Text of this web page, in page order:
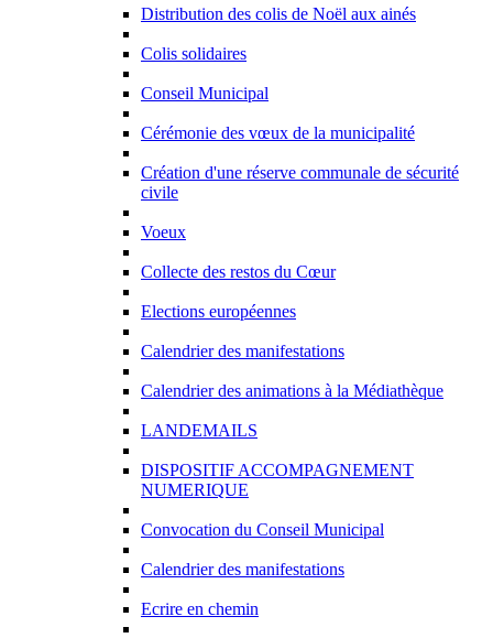
Distribution des colis de Noël aux ainés
Colis solidaires
Conseil Municipal
Cérémonie des vœux de la municipalité
Création d'une réserve communale de sécurité
civile
Voeux
Collecte des restos du Cœur
Elections européennes
Calendrier des manifestations
Calendrier des animations à la Médiathèque
LANDEMAILS
DISPOSITIF ACCOMPAGNEMENT
NUMERIQUE
Convocation du Conseil Municipal
Calendrier des manifestations
Ecrire en chemin